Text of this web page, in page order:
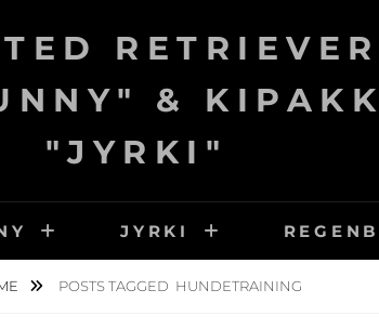
&
"JYRKI"
JYRKI
POSTS TAGGED HUNDETRAINING